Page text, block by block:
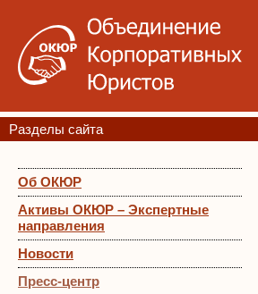
Разделы сайта
Об ОКЮР
Активы ОКЮР – Экспертные
направления
Новости
Пресс-центр